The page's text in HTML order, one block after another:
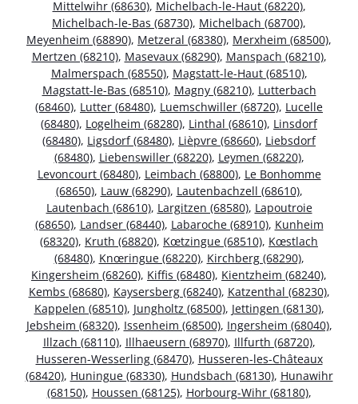
Mittelwihr (68630), Michelbach-le-Haut (68220),
Michelbach-le-Bas (68730), Michelbach (68700),
Meyenheim (68890), Metzeral (68380), Merxheim (68500),
Mertzen (68210), Masevaux (68290), Manspach (68210),
Malmerspach (68550), Magstatt-le-Haut (68510),
Magstatt-le-Bas (68510), Magny (68210), Lutterbach
(68460), Lutter (68480), Luemschwiller (68720), Lucelle
(68480), Logelheim (68280), Linthal (68610), Linsdorf
(68480), Ligsdorf (68480), Lièpvre (68660), Liebsdorf
(68480), Liebenswiller (68220), Leymen (68220),
Levoncourt (68480), Leimbach (68800), Le Bonhomme
(68650), Lauw (68290), Lautenbachzell (68610),
Lautenbach (68610), Largitzen (68580), Lapoutroie
(68650), Landser (68440), Labaroche (68910), Kunheim
(68320), Kruth (68820), Kœtzingue (68510), Kœstlach
(68480), Knœringue (68220), Kirchberg (68290),
Kingersheim (68260), Kiffis (68480), Kientzheim (68240),
Kembs (68680), Kaysersberg (68240), Katzenthal (68230),
Kappelen (68510), Jungholtz (68500), Jettingen (68130),
Jebsheim (68320), Issenheim (68500), Ingersheim (68040),
Illzach (68110), Illhaeusern (68970), Illfurth (68720),
Husseren-Wesserling (68470), Husseren-les-Châteaux
(68420), Huningue (68330), Hundsbach (68130), Hunawihr
(68150), Houssen (68125), Horbourg-Wihr (68180),